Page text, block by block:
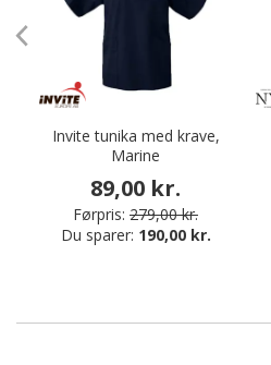
Invite tunika med krave,
Marine
89,00 kr.
Førpris: 279,00 kr.
Du sparer: 190,00 kr.